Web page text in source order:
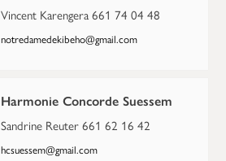
Vincent Karengera 661 74 04 48
notredamedekibeho@gmail.com
Harmonie Concorde Suessem
Sandrine Reuter 661 62 16 42
hcsuessem@gmail.com